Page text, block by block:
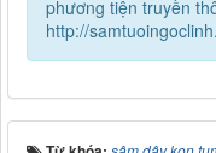
phương tiện truyền
http://